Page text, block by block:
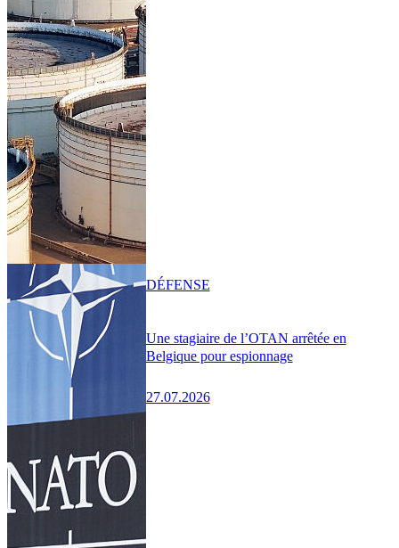
Une stagiaire de l’OTAN arrêtée en
Belgique pour espionnage
27.07.2026
DÉFENSE